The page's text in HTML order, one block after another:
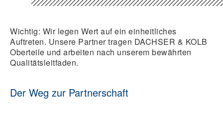
Wichtig: Wir legen Wert auf ein einheitliches
Auftreten. Unsere Partner tragen DACHSER & KOLB
Oberteile und arbeiten nach unserem bewährten
Qualitätsleitfaden.
Der Weg zur Partnerschaft